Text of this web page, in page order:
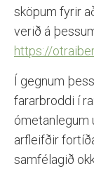
sköpum fyrir
verið á
https://
Í gegnum
fararbroddi í
ómetanlegum
arfleifðir
samfélagið